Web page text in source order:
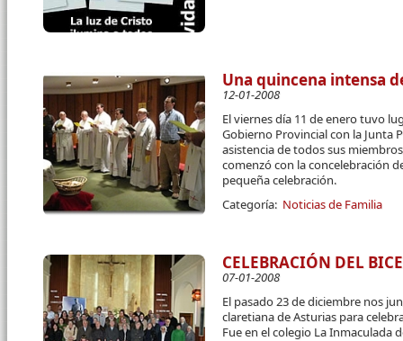
Una quincena intensa
12-01-2008
El viernes día 11 de enero tuvo
Gobierno Provincial con la Junta
asistencia de todos sus
comenzó con la concelebración
pequeña celebración.
Categoría: Noticias de Familia
CELEBRACIÓN DEL
07-01-2008
El pasado 23 de diciembre nos
claretiana de Asturias para
Fue en el colegio La Inmaculada